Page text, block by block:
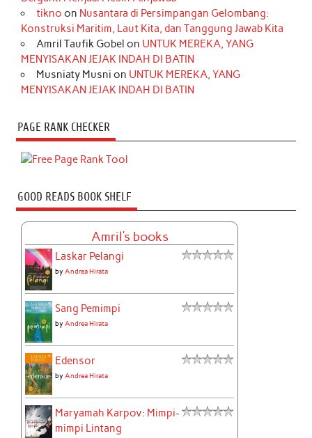
tikno on Nusantara di Persimpangan Gelombang:
Konstruksi Maritim, Laut Kita, dan Tanggung Jawab Kita
Amril Taufik Gobel on UNTUK MEREKA, YANG
MENYISAKAN JEJAK INDAH DI BATIN
Musniaty Musni on UNTUK MEREKA, YANG
MENYISAKAN JEJAK INDAH DI BATIN
PAGE RANK CHECKER
GOOD READS BOOK SHELF
Amril's books
Laskar Pelangi
byAndrea Hirata
Sang Pemimpi
byAndrea Hirata
Edensor
byAndrea Hirata
Maryamah Karpov: Mimpi-
mimpi Lintang